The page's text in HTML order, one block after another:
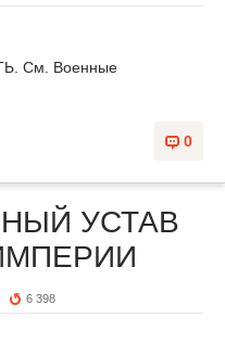
См. Военные
0
УСТАВ
6 398